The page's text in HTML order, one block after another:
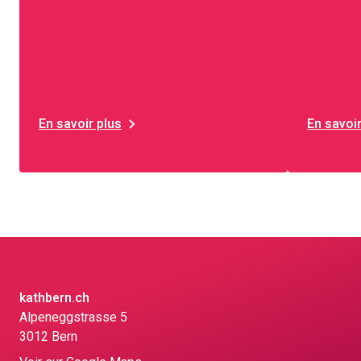
En savoir plus En
kathbern.ch
Alpeneggstrasse 5
3012 Bern